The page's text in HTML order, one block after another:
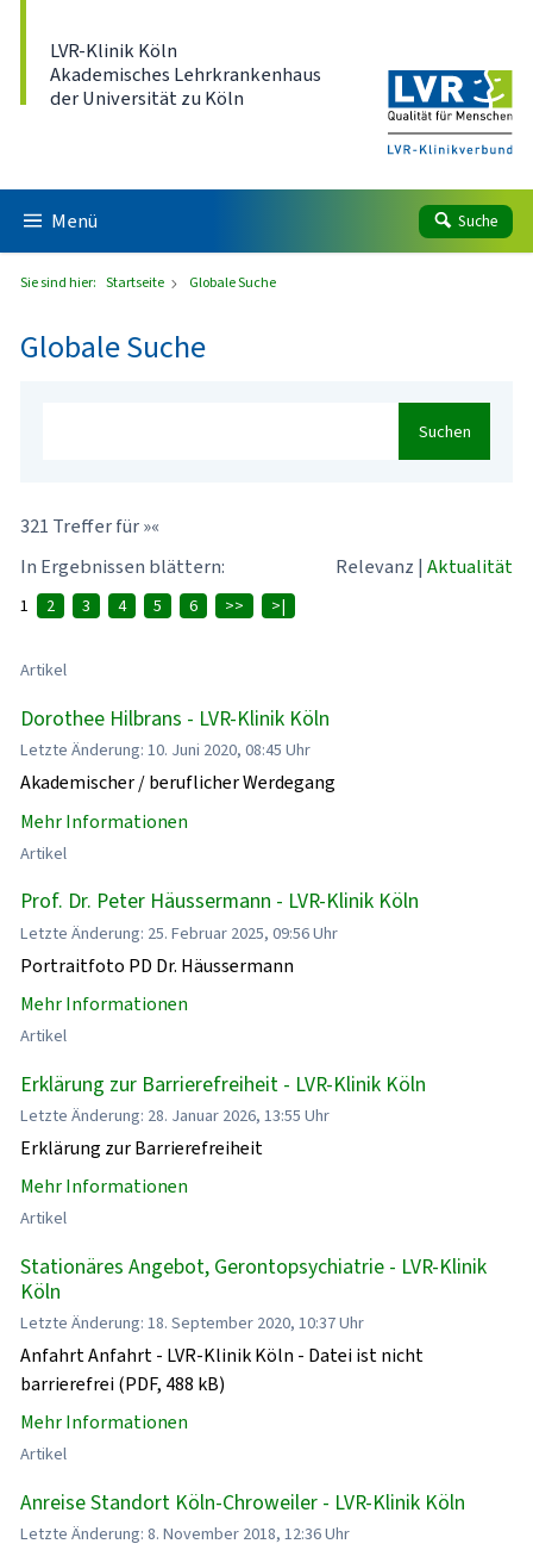
LVR-Klinik Köln
Akademisches Lehrkrankenhaus
der Universität zu Köln
Menü Suche
Sie sind hier: Startseite Globale Suche
Globale Suche
Suchen
321 Treffer für »«
In Ergebnissen blättern:
Relevanz | Aktualität
1 2 3 4 5 6 >> >|
Artikel
Dorothee Hilbrans - LVR-Klinik Köln
Letzte Änderung: 10. Juni 2020, 08:45 Uhr
Akademischer / beruflicher Werdegang
Mehr Informationen
Artikel
Prof. Dr. Peter Häussermann - LVR-Klinik Köln
Letzte Änderung: 25. Februar 2025, 09:56 Uhr
Portraitfoto PD Dr. Häussermann
Mehr Informationen
Artikel
Erklärung zur Barrierefreiheit - LVR-Klinik Köln
Letzte Änderung: 28. Januar 2026, 13:55 Uhr
Erklärung zur Barrierefreiheit
Mehr Informationen
Artikel
Stationäres Angebot, Gerontopsychiatrie - LVR-Klinik
Köln
Letzte Änderung: 18. September 2020, 10:37 Uhr
Anfahrt Anfahrt - LVR-Klinik Köln - Datei ist nicht
barrierefrei (PDF, 488 kB)
Mehr Informationen
Artikel
Anreise Standort Köln-Chroweiler - LVR-Klinik Köln
Letzte Änderung: 8. November 2018, 12:36 Uhr